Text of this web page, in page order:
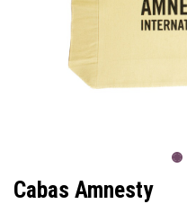
Cabas Amnesty